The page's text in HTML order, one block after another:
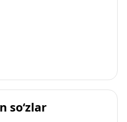
so‘zlar